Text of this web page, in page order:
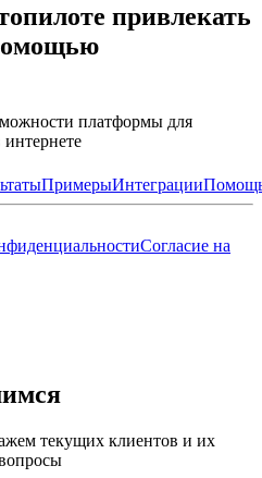
привлекать
платформы для
ПримерыИнтеграции
Согласие на
текущих клиентов и их